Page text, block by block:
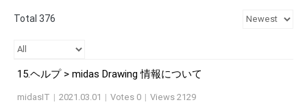
Total 376
15.ヘルプ > midas Drawing 情報について
midasIT | 2021.03.01 | Votes 0 | Views 2129